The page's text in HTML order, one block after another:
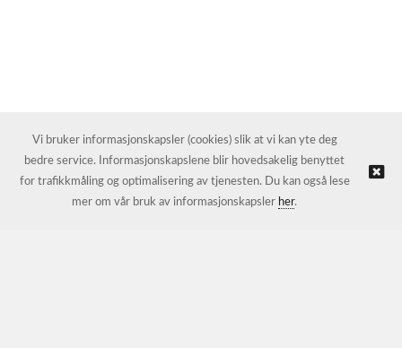
Vi bruker informasjonskapsler (cookies) slik at vi kan yte deg
bedre service. Informasjonskapslene blir hovedsakelig benyttet
for trafikkmåling og optimalisering av tjenesten. Du kan også lese
mer om vår bruk av informasjonskapsler her.